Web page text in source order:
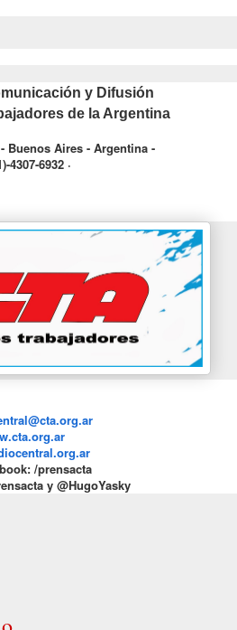
y Difusión
de la Argentina
Buenos Aires - Argentina -
4307-6932 ·
/prensacta
y @HugoYasky